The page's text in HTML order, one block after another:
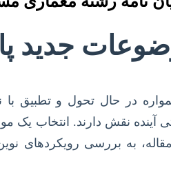
جدید پایان
در حال تحول و تطبیق با
نقش دارند. انتخاب یک